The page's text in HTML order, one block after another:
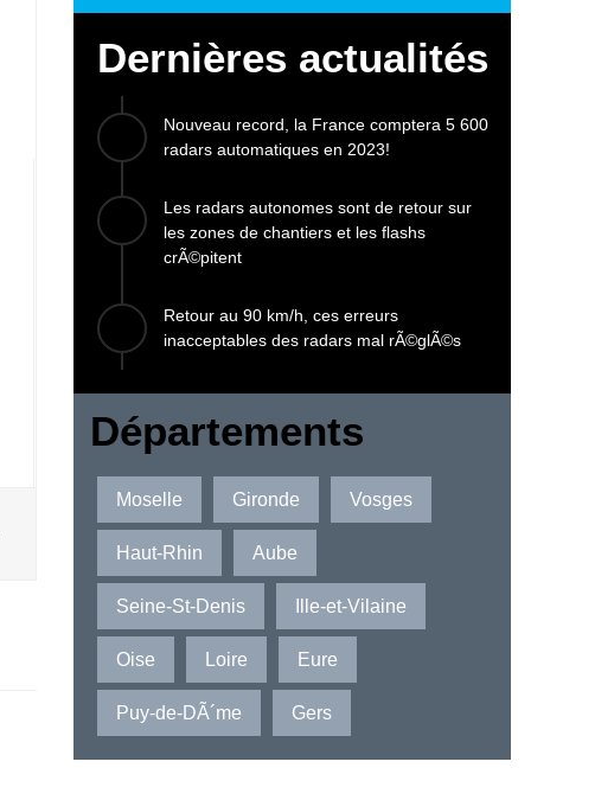
Dernières actualités
Nouveau record, la France comptera 5 600
radars automatiques en 2023!
Les radars autonomes sont de retour sur
les zones de chantiers et les flashs
crÃ©pitent
Retour au 90 km/h, ces erreurs
inacceptables des radars mal rÃ©glÃ©s
Départements
Moselle Gironde Vosges
Haut-Rhin Aube
Seine-St-Denis Ille-et-Vilaine
Oise Loire Eure
Puy-de-DÃ´me Gers